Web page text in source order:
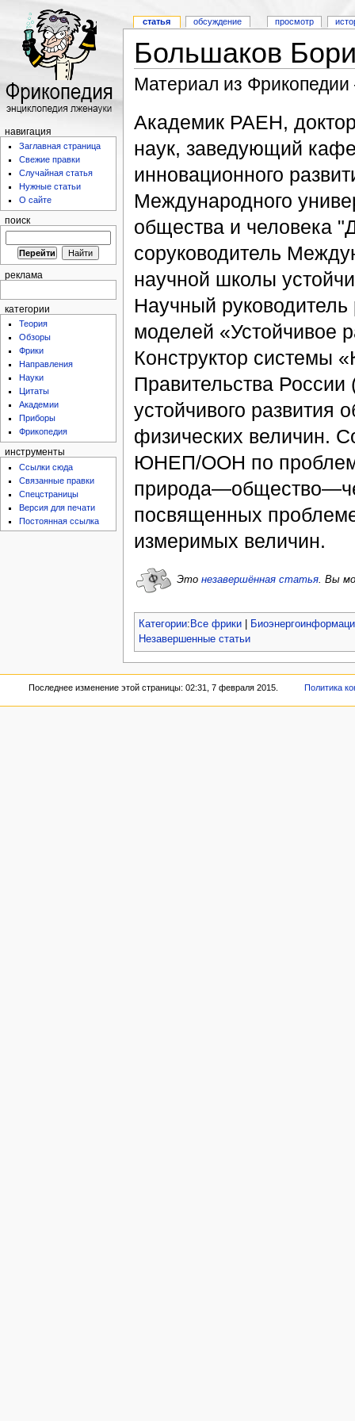
статья обсуждение просмотр
навигация
Заглавная страница
Свежие правки
Случайная статья
Нужные статьи
О сайте
поиск
реклама
категории
Теория
Обзоры
Фрики
Направления
Науки
Цитаты
Академии
Приборы
Фрикопедия
инструменты
Ссылки сюда
Связанные правки
Спецстраницы
Версия для печати
Постоянная ссылка
Большаков
Материал из
Академик РАЕН,
наук, заведующий
инновационного
Международного
общества и человека
соруководитель
научной школы
Научный
моделей «Устойчивое
Конструктор системы
Правительства России
устойчивого развития
физических величин.
ЮНЕП/ООН по
посвященных
измеримых величин.
Это незавершённая статья. Вы
Категории: Все фрики|
Незавершенные статьи
Последнее изменение этой страницы: 02:31, 7 февраля 2015. Политика